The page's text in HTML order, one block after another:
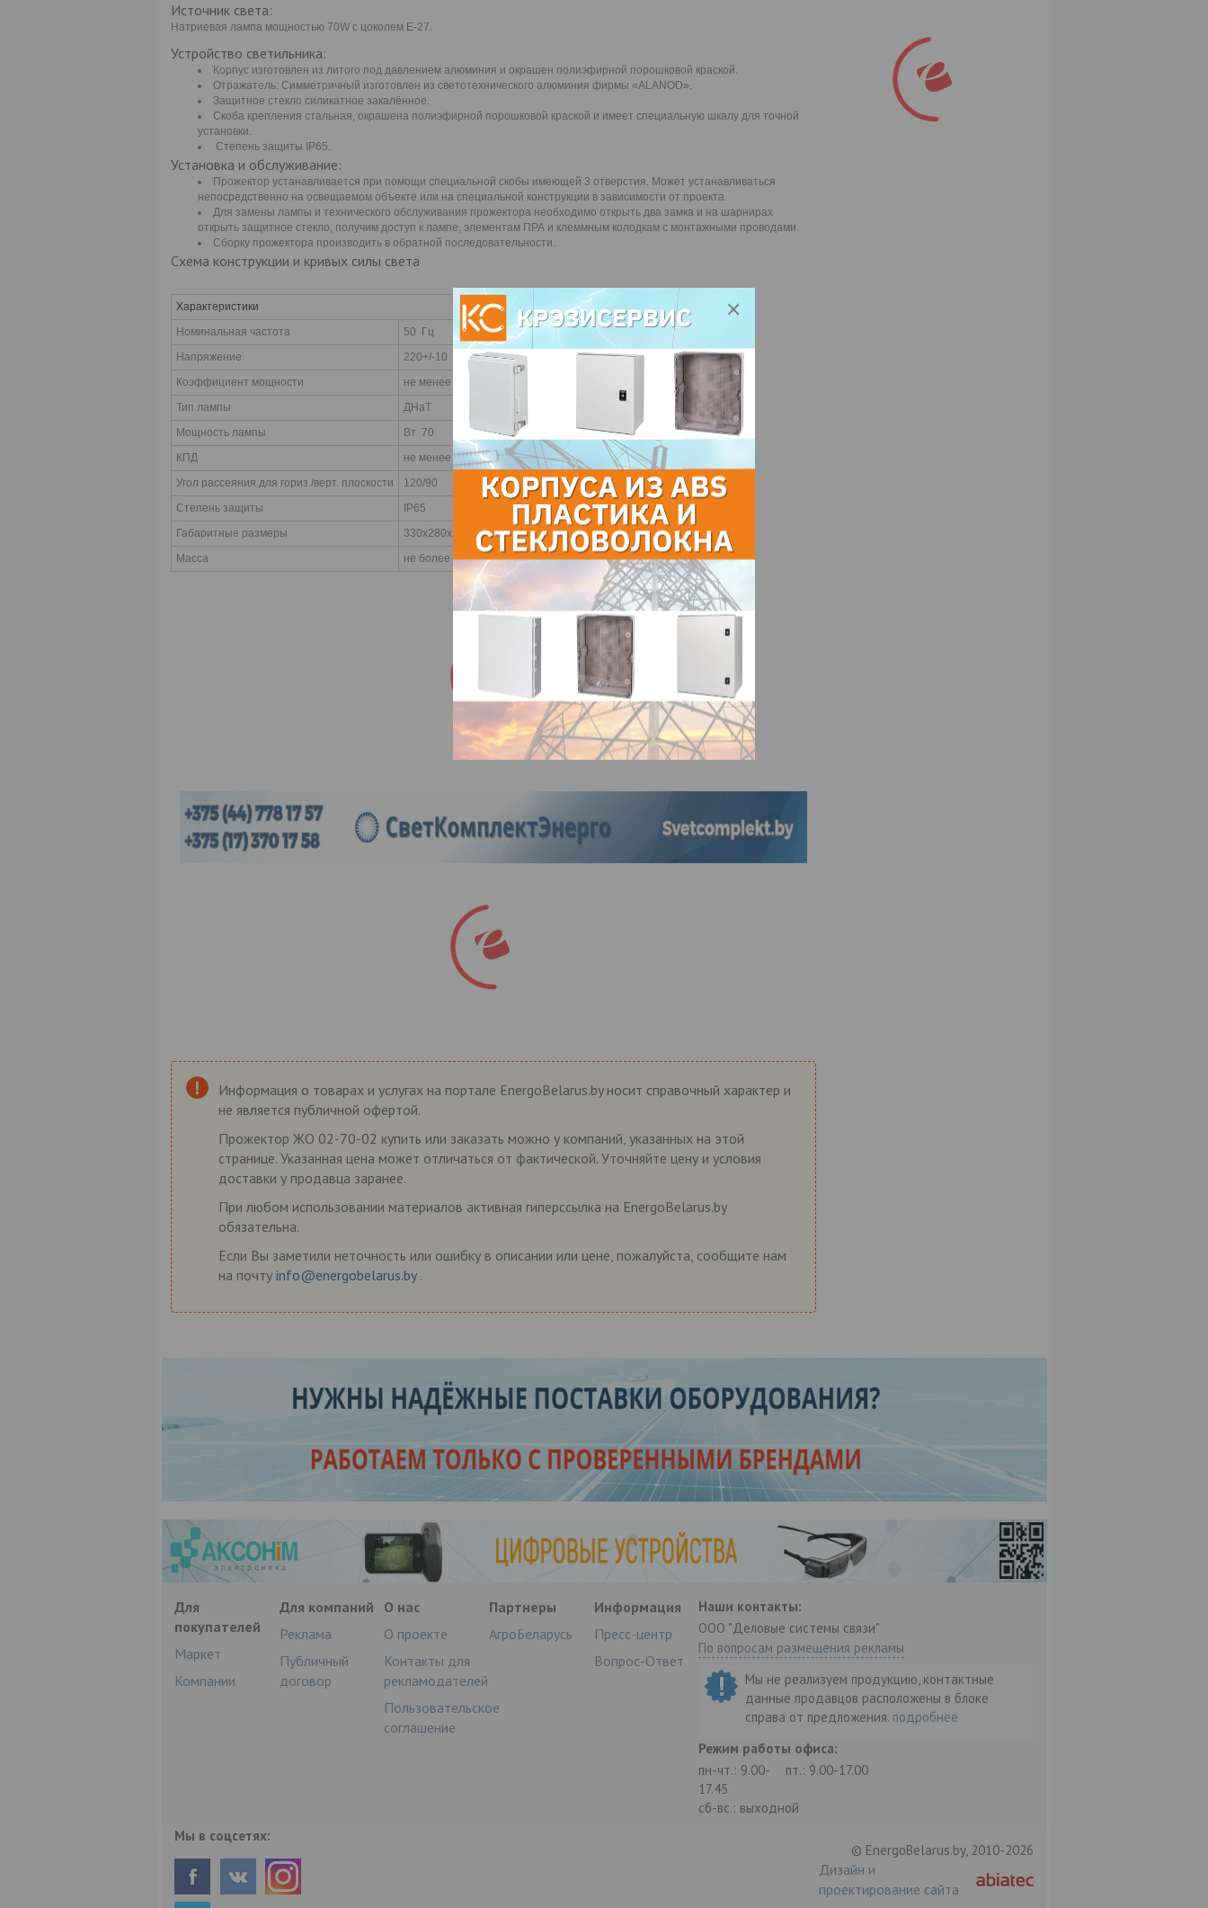
Источник света:
Натриевая лампа мощностью 70W с цоколем Е-27.
Устройство светильника:
Корпус изготовлен из литого под давлением алюминия и окрашен полиэфирной порошковой краской.
Отражатель: Симметричный изготовлен из светотехнического алюминия фирмы «ALANOD».
Защитное стекло силикатное закалённое.
Скоба крепления стальная, окрашена полиэфирной порошковой краской и имеет специальную шкалу для точной
установки.
Степень защиты IP65.
Установка и обслуживание:
Прожектор устанавливается при помощи специальной скобы имеющей 3 отверстия. Может устанавливаться
непосредственно на освещаемом объекте или на специальной конструкции в зависимости от проекта.
Для замены лампы и технического обслуживания прожектора необходимо открыть два замка и на шарнирах
открыть защитное стекло, получим доступ к лампе, элементам ПРА и клеммным колодкам с монтажными проводами.
Сборку прожектора производить в обратной последовательности.
Схема конструкции и кривых силы света
Характеристики
Номинальная частота
50 Гц
Напряжение
220+/-10 B
Коэффициент мощности
не менее 0,9
Тип лампы
ДНаТ
Мощность лампы
Вт 70
КПД
не менее 50 %
Угол рассеяния для гориз./верт. плоскости
120/90
Степень защиты
IP65
Габаритные размеры
330х280х105
Масса
не более 4,9 кг
Информация о товарах и услугах на портале EnergoBelarus.by носит справочный характер и
не является публичной офертой.
Прожектор ЖО 02-70-02 купить или заказать можно у компаний, указанных на этой
странице. Указанная цена может отличаться от фактической. Уточняйте цену и условия
доставки у продавца заранее.
При любом использовании материалов активная гиперссылка на EnergoBelarus.by
обязательна.
Если Вы заметили неточность или ошибку в описании или цене, пожалуйста, сообщите нам
на почту info@energobelarus.by .
Для
покупателей
Маркет
Компании
Для компаний
Реклама
Публичный
договор
О нас
О проекте
Контакты для
рекламодателей
Пользовательское
соглашение
Партнеры
АгроБеларусь
Информация
Пресс-центр
Вопрос-Ответ
Наши контакты:
ООО "Деловые системы связи"
По вопросам размещения рекламы
Мы не реализуем продукцию, контактные
данные продавцов расположены в блоке
справа от предложения. подробнее
Режим работы офиса:
пн-чт.: 9.00-
17.45
пт.: 9.00-17.00
сб-вс.: выходной
Мы в соцсетях:
© EnergoBelarus.by, 2010-2026
Дизайн и
проектирование сайта